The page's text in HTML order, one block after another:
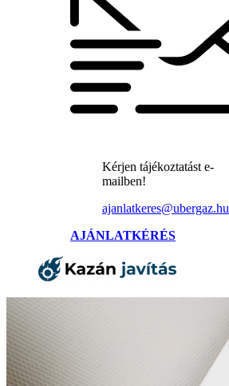
Kérjen tájékoztatást e-
mailben!
ajanlatkeres@ubergaz.hu
AJÁNLATKÉRÉS